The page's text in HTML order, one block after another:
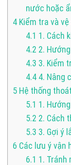
nước hoặc
4 Kiểm tra và
4.1 1. Cách
4.2 2.
4.3 3. Kiểm
4.4 4. Nâng
5 Hệ thống
5.1 1.
5.2 2. Cách
5.3 3. Gợi ý
6 Các lưu ý vận
6.1 1. Tránh